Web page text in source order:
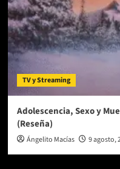
TV y Streaming
Adolescencia, Sexo y
(Reseña)
Ángelito Macías 9 agosto,